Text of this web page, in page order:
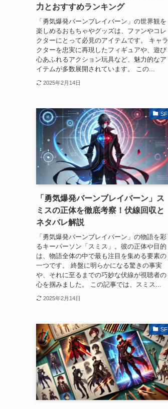
力とおすすめランキング
「勇気爆発バーンブレイバーン」の世界観を
楽しめるおもちゃやグッズは、ファンやコレ
クターにとって必見のアイテムです。 キャラ
クターを忠実に再現したフィギュアや、遊び
心あふれるアクション玩具など、魅力的なア
イテムが多数展開されています。 この...
2025年2月14日
SF
「勇気爆発バーンブレイバーン」ス
ミスの正体を徹底考察！伏線回収と
ネタバレ解説
「勇気爆発バーンブレイバーン」の物語を彩
るキーパーソン「スミス」。彼の正体や目的
は、物語全体の中で最も注目を集める要素の
一つです。 終盤に明らかになる驚きの事実
や、それに至るまでの巧妙な伏線が視聴者の
心を掴みました。 この記事では、スミス...
2025年2月14日
SF